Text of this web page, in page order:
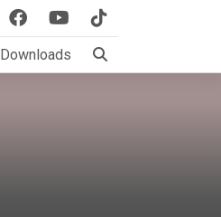
Downloads